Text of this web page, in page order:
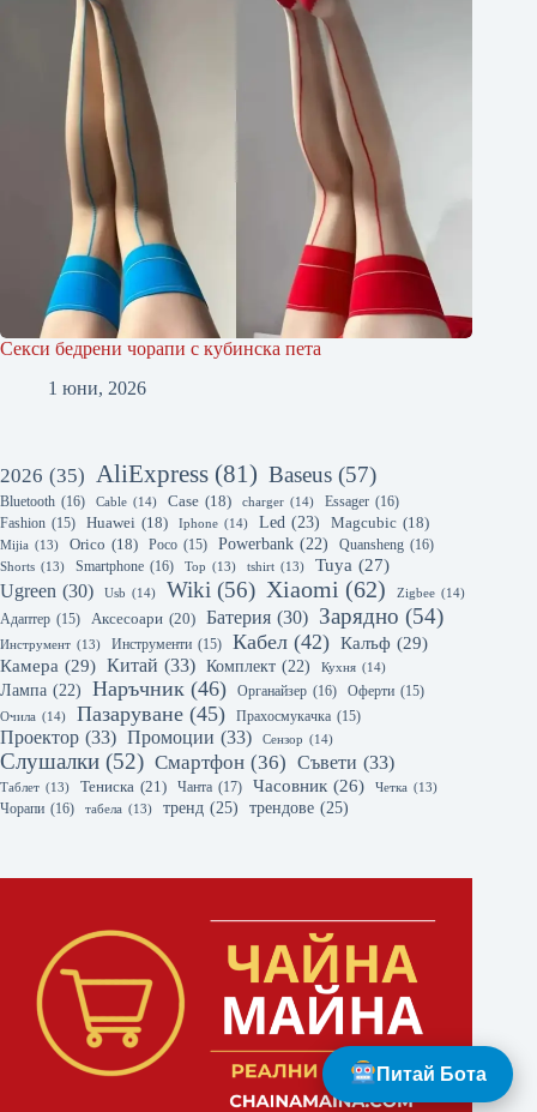
Секси бедрени чорапи с кубинска пета
1 юни, 2026
2026 (35) AliExpress (81) Baseus (57)
Bluetooth (16) Cable (14) Case (18) charger (14) Essager (16)
Fashion (15) Huawei (18) Iphone (14) Led (23) Magcubic (18)
Mijia (13) Orico (18) Poco (15) Powerbank (22) Quansheng (16)
Shorts (13) Smartphone (16) Top (13) tshirt (13) Tuya (27)
Ugreen (30) Usb (14) Wiki (56) Xiaomi (62) Zigbee (14)
Адаптер (15) Аксесоари (20) Батерия (30) Зарядно (54)
Инструмент (13) Инструменти (15) Кабел (42) Калъф (29)
Камера (29) Китай (33) Комплект (22) Кухня (14)
Лампа (22) Наръчник (46) Органайзер (16) Оферти (15)
Очила (14) Пазаруване (45) Прахосмукачка (15)
Проектор (33) Промоции (33) Сензор (14)
Слушалки (52) Смартфон (36) Съвети (33)
Таблет (13) Тениска (21) Чанта (17) Часовник (26) Четка (13)
Чорапи (16) табела (13) тренд (25) трендове (25)
Питай Бота